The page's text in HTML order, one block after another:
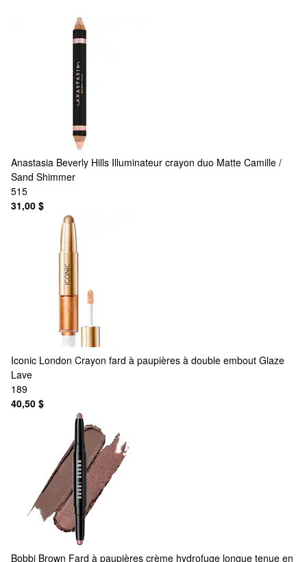
Anastasia Beverly Hills Illuminateur crayon duo Matte Camille /
Sand Shimmer
515
31,00 $
Iconic London Crayon fard à paupières à double embout Glaze
Lave
189
40,50 $
Bobbi Brown Fard à paupières crème hydrofuge longue tenue en